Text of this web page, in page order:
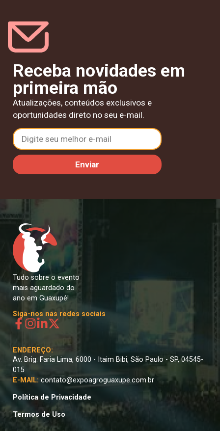
Receba novidades em
primeira mão
Atualizações, conteúdos exclusivos e
oportunidades direto no seu e-mail.
Enviar
Tudo sobre o evento
mais aguardado do
ano em Guaxupé!
Siga-nos nas redes sociais
ENDEREÇO:
Av. Brig. Faria Lima, 6000 - Itaim Bibi, São Paulo - SP, 04545-
015​
E-MAIL: contato@expoagroguaxupe.com.br
Política de Privacidade
Termos de Uso